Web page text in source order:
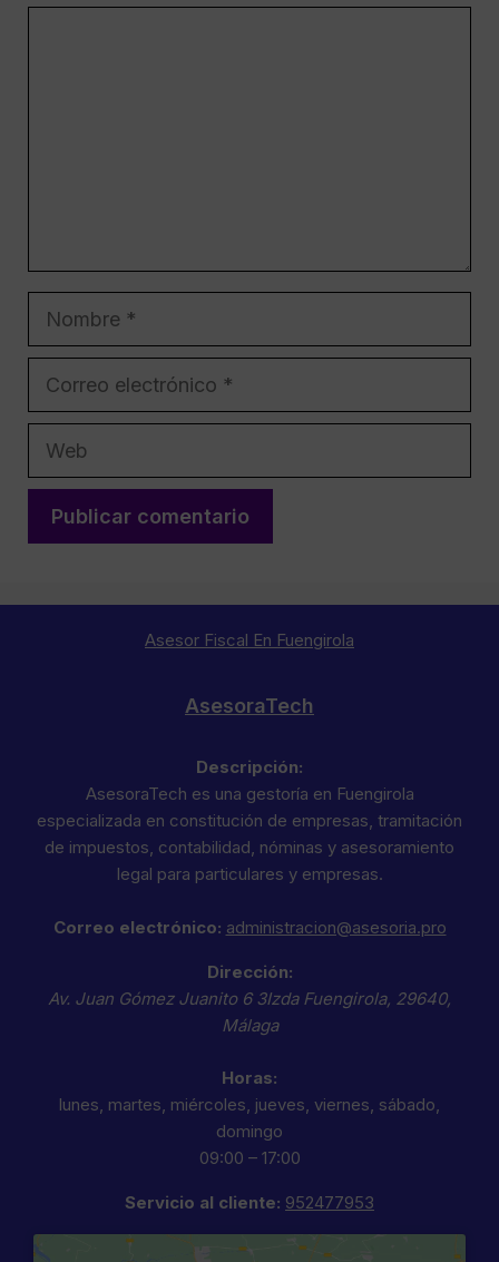
Asesor Fiscal En Fuengirola
AsesoraTech
Descripción:
AsesoraTech es una gestoría en Fuengirola
especializada en constitución de empresas, tramitación
de impuestos, contabilidad, nóminas y asesoramiento
legal para particulares y empresas.
Correo electrónico: administracion@asesoria.pro
Dirección:
Av. Juan Gómez Juanito 6 3Izda Fuengirola, 29640,
Málaga
Horas:
lunes, martes, miércoles, jueves, viernes, sábado,
domingo
09:00 – 17:00
Servicio al cliente: 952477953